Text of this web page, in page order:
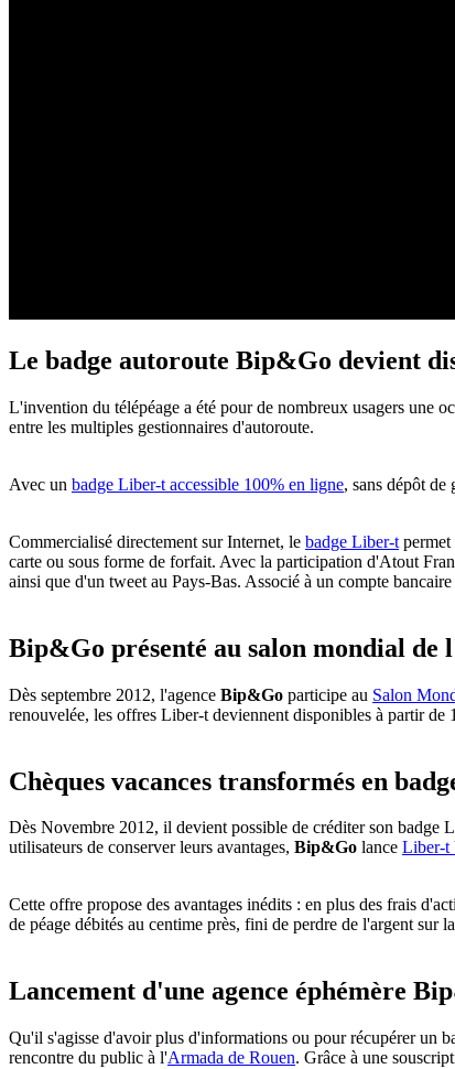
Le badge autoroute Bip&Go devient
L'invention du télépéage a été pour de nombreux usagers une
entre les multiples gestionnaires d'autoroute.
Avec un badge Liber-t accessible 100% en ligne, sans dépôt de
Commercialisé directement sur Internet, le badge Liber-t permet
carte ou sous forme de forfait. Avec la participation d'Atout
ainsi que d'un tweet au Pays-Bas. Associé à un compte
Bip&Go présenté au salon mondial de
Dès septembre 2012, l'agence Bip&Go participe au Salon
renouvelée, les offres Liber-t deviennent disponibles à partir de
Chèques vacances transformés en
Dès Novembre 2012, il devient possible de créditer son badge
utilisateurs de conserver leurs avantages, Bip&Go lance Liber-t
Cette offre propose des avantages inédits : en plus des frais
de péage débités au centime près, fini de perdre de l'argent
Lancement d'une agence éphémère
Qu'il s'agisse d'avoir plus d'informations ou pour récupérer un
rencontre du public à l'Armada de Rouen. Grâce à une